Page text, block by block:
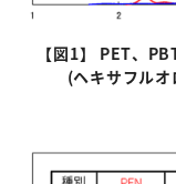
【図1】 PET、
(ヘキサフル